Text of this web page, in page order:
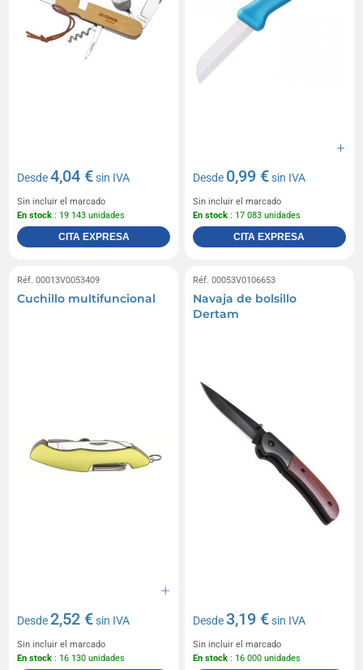
Desde4,04 €sin IVA
Sin incluir el marcado
En stock : 19 143 unidades
CITA EXPRESA
Desde 0,99 €sin IVA
Sin incluir el marcado
En stock : 17 083 unidades
CITA EXPRESA
Réf. 00013V0053409
Cuchillo multifuncional
Desde2,52 €sin IVA
Sin incluir el marcado
En stock : 16 130 unidades
Réf. 00053V0106653
Navaja de bolsillo
Dertam
Desde3,19 €sin IVA
Sin incluir el marcado
En stock : 16 000 unidades